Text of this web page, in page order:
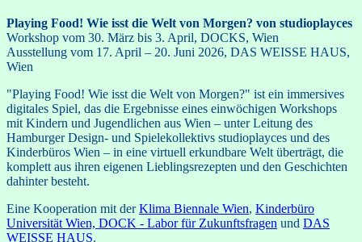
Playing Food! Wie isst die Welt von Morgen? von studioplayces
Workshop vom 30. März bis 3. April, DOCKS, Wien
Ausstellung vom 17. April – 20. Juni 2026, DAS WEISSE HAUS,
Wien
"Playing Food! Wie isst die Welt von Morgen?" ist ein immersives
digitales Spiel, das die Ergebnisse eines einwöchigen Workshops
mit Kindern und Jugendlichen aus Wien – unter Leitung des
Hamburger Design- und Spielekollektivs studioplayces und des
Kinderbüros Wien – in eine virtuell erkundbare Welt überträgt, die
komplett aus ihren eigenen Lieblingsrezepten und den Geschichten
dahinter besteht.
Eine Kooperation mit derKlima Biennale Wien, Kinderbüro
Universität Wien, DOCK - Labor für Zukunftsfragen und DAS
WEISSE HAUS.